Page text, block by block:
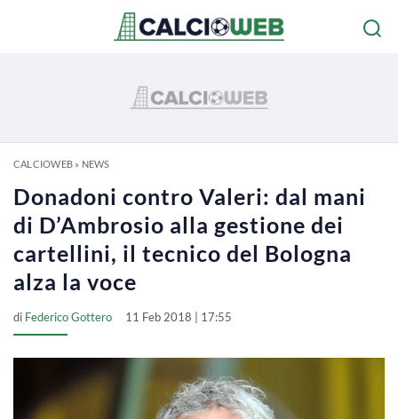
CALCIOWEB» NEWS
Donadoni contro Valeri: dal mani
di D’Ambrosio alla gestione dei
cartellini, il tecnico del Bologna
alza la voce
di Federico Gottero 11 Feb 2018 | 17:55